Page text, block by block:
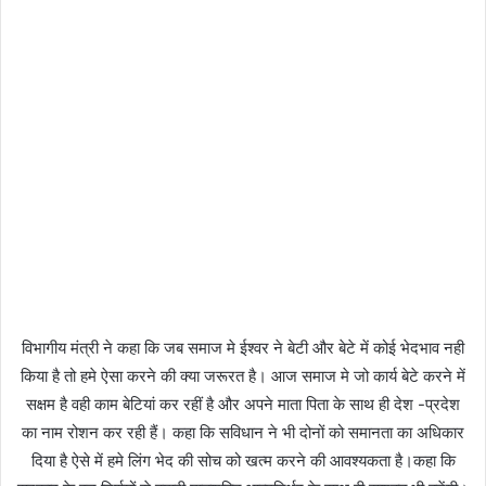
विभागीय मंत्री ने कहा कि जब समाज मे ईश्वर ने बेटी और बेटे में कोई भेदभाव नही
किया है तो हमे ऐसा करने की क्या जरूरत है। आज समाज मे जो कार्य बेटे करने में
सक्षम है वही काम बेटियां कर रहीं है और अपने माता पिता के साथ ही देश -प्रदेश
का नाम रोशन कर रही हैं। कहा कि सविधान ने भी दोनों को समानता का अधिकार
दिया है ऐसे में हमे लिंग भेद की सोच को खत्म करने की आवश्यकता है।कहा कि